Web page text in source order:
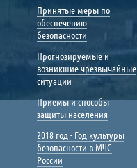
Принятые меры по
обеспечению
безопасности
Прогнозируемые и
возникшие чрезвычайные
ситуации
Приемы и способы
защиты населения
2018 год - Год культуры
безопасности в МЧС
России